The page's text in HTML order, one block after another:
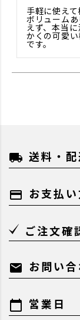
手軽に使え
ボリューム
えず、本当
かくの可愛
です。
local_shipping 送料・
payment お支払
ご注文確
mail お問い合
calendar_today 営業日